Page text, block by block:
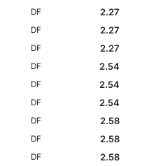
DF
2.27
DF
2.27
DF
2.27
DF
2.54
DF
2.54
DF
2.54
DF
2.58
DF
2.58
DF
2.58